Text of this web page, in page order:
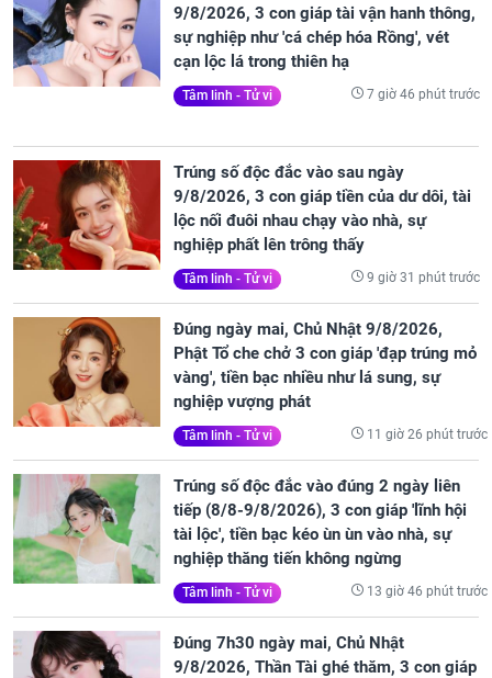
9/8/2026, 3 con giáp tài vận hanh thông,
sự nghiệp như 'cá chép hóa Rồng', vét
cạn lộc lá trong thiên hạ
Tâm linh - Tử vi 7 giờ 46 phút trước
Trúng số độc đắc vào sau ngày
9/8/2026, 3 con giáp tiền của dư dôi, tài
lộc nối đuôi nhau chạy vào nhà, sự
nghiệp phất lên trông thấy
Tâm linh - Tử vi 9 giờ 31 phút trước
Đúng ngày mai, Chủ Nhật 9/8/2026,
Phật Tổ che chở 3 con giáp 'đạp trúng mỏ
vàng', tiền bạc nhiều như lá sung, sự
nghiệp vượng phát
Tâm linh - Tử vi 11 giờ 26 phút trước
Trúng số độc đắc vào đúng 2 ngày liên
tiếp (8/8-9/8/2026), 3 con giáp 'lĩnh hội
tài lộc', tiền bạc kéo ùn ùn vào nhà, sự
nghiệp thăng tiến không ngừng
Tâm linh - Tử vi 13 giờ 46 phút trước
Đúng 7h30 ngày mai, Chủ Nhật
9/8/2026, Thần Tài ghé thăm, 3 con giáp